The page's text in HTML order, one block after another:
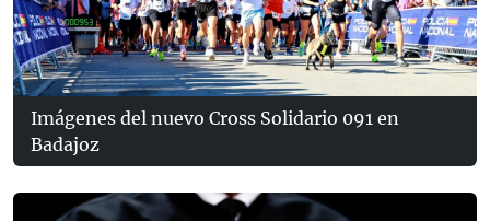
Imágenes del nuevo Cross Solidario 091 en
Badajoz